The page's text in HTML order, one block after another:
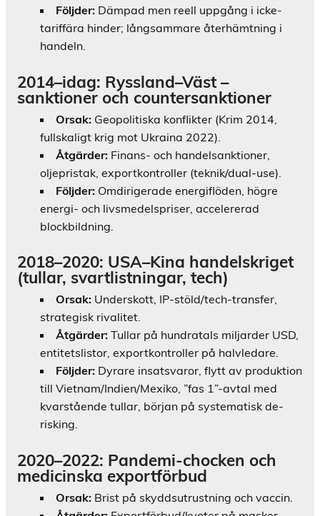
Följder: Dämpad men reell uppgång i icke-
tariffära hinder; långsammare återhämtning i
handeln.
2014–idag: Ryssland–Väst –
sanktioner och countersanktioner
Orsak: Geopolitiska konflikter (Krim 2014,
fullskaligt krig mot Ukraina 2022).
Åtgärder: Finans- och handelsanktioner,
oljepristak, exportkontroller (teknik/dual-use).
Följder: Omdirigerade energiflöden, högre
energi- och livsmedelspriser, accelererad
blockbildning.
2018–2020: USA–Kina handelskriget
(tullar, svartlistningar, tech)
Orsak: Underskott, IP-stöld/tech-transfer,
strategisk rivalitet.
Åtgärder: Tullar på hundratals miljarder USD,
entitetslistor, exportkontroller på halvledare.
Följder: Dyrare insatsvaror, flytt av produktion
till Vietnam/Indien/Mexiko, ”fas 1”-avtal med
kvarstående tullar, början på systematisk de-
risking.
2020–2022: Pandemi-chocken och
medicinska exportförbud
Orsak: Brist på skyddsutrustning och vaccin.